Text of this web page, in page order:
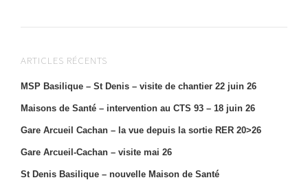
ARTICLES RÉCENTS
MSP Basilique – St Denis – visite de chantier 22 juin 26
Maisons de Santé – intervention au CTS 93 – 18 juin 26
Gare Arcueil Cachan – la vue depuis la sortie RER 20>26
Gare Arcueil-Cachan – visite mai 26
St Denis Basilique – nouvelle Maison de Santé